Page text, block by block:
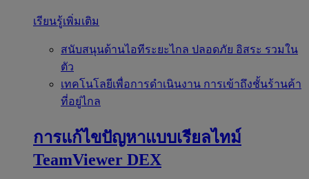
เรียนรู้เพิ่มเติม
สนับสนุนด้านไอทีระยะไกล ปลอดภัย อิสระ รวมใน
ตัว
เทคโนโลยีเพื่อการดำเนินงาน การเข้าถึงชั้นร้านค้า
ที่อยู่ไกล
การแก้ไขปัญหาแบบเรียลไทม์
TeamViewer DEX